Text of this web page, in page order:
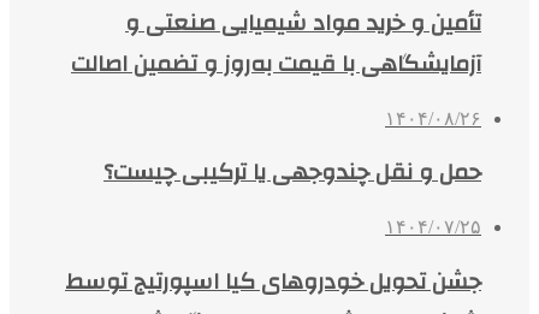
تأمین و خرید مواد شیمیایی صنعتی و
آزمایشگاهی با قیمت به‌روز و تضمین اصالت
۱۴۰۴/۰۸/۲۶
حمل و نقل چندوجهی یا ترکیبی چیست؟
۱۴۰۴/۰۷/۲۵
جشن تحویل خودروهای کیا اسپورتیج توسط